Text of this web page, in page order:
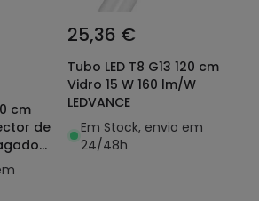
cm
de
25,36 €
Tubo LED T8 G13 120 cm
Vidro 15 W 160 lm/W
LEDVANCE
Em Stock, envio em
24/48h